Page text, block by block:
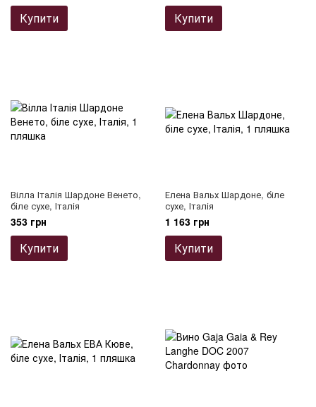
Купити Купити
Вілла Італія Шардоне Венето,
біле сухе, Італія
353 грн
Купити
Елена Вальх Шардоне, біле
сухе, Італія
1 163 грн
Купити